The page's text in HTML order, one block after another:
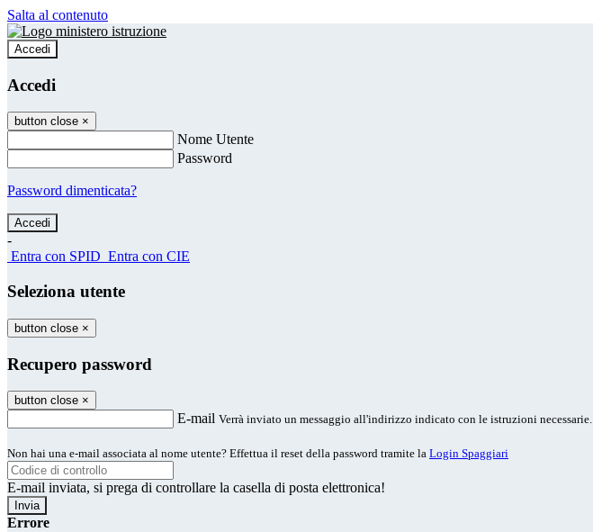
Salta al contenuto
Accedi
Accedi
button close ×
Nome Utente
Password
Password dimenticata?
-
Entra con SPID Entra con CIE
Seleziona utente
button close ×
Recupero password
button close ×
E-mail Verrà inviato un messaggio all'indirizzo indicato con le istruzioni necessarie.
Non hai una e-mail associata al nome utente? Effettua il reset della password tramite la Login Spaggiari
E-mail inviata, si prega di controllare la casella di posta elettronica!
Errore